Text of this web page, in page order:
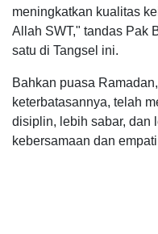
meningkatkan kualitas
Allah SWT," tandas Pak
satu di Tangsel ini.
Bahkan puasa
keterbatasannya, telah
disiplin, lebih sabar, dan
kebersamaan dan